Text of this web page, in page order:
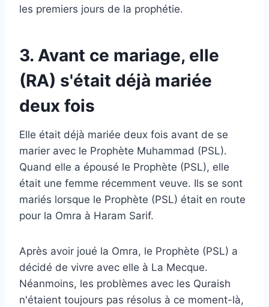
les premiers jours de la prophétie.
3. Avant ce mariage, elle
(RA) s'était déjà mariée
deux fois
Elle était déjà mariée deux fois avant de se
marier avec le Prophète Muhammad (PSL).
Quand elle a épousé le Prophète (PSL), elle
était une femme récemment veuve. Ils se sont
mariés lorsque le Prophète (PSL) était en route
pour la Omra à Haram Sarif.
Après avoir joué la Omra, le Prophète (PSL) a
décidé de vivre avec elle à La Mecque.
Néanmoins, les problèmes avec les Quraish
n'étaient toujours pas résolus à ce moment-là,